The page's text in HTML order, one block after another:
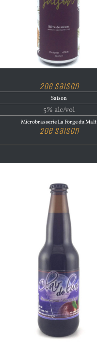
20e Saison
Saison
5% alc/vol
Microbrasserie La Forge du Malt
20e Saison